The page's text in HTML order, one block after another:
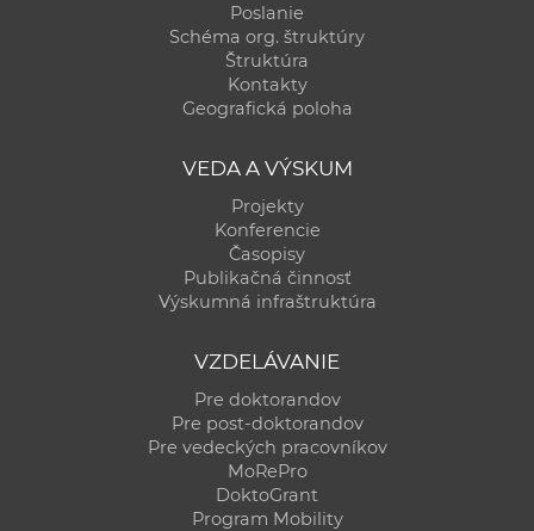
Poslanie
Schéma org. štruktúry
Štruktúra
Kontakty
Geografická poloha
VEDA A VÝSKUM
Projekty
Konferencie
Časopisy
Publikačná činnosť
Výskumná infraštruktúra
VZDELÁVANIE
Pre doktorandov
Pre post-doktorandov
Pre vedeckých pracovníkov
MoRePro
DoktoGrant
Program Mobility